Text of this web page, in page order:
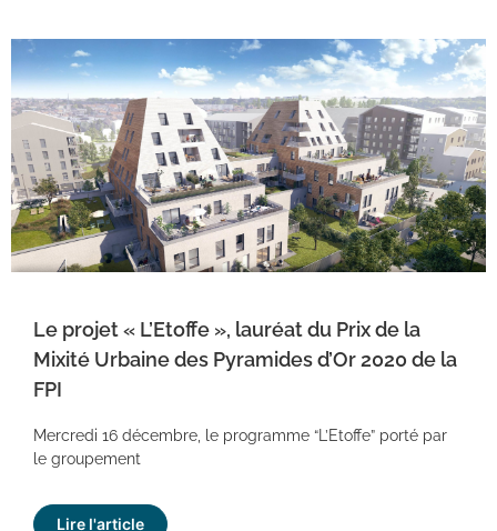
Le projet « L’Etoffe », lauréat du Prix de la
Mixité Urbaine des Pyramides d’Or 2020 de la
FPI
Mercredi 16 décembre, le programme “L’Etoffe” porté par
le groupement
Lire l'article